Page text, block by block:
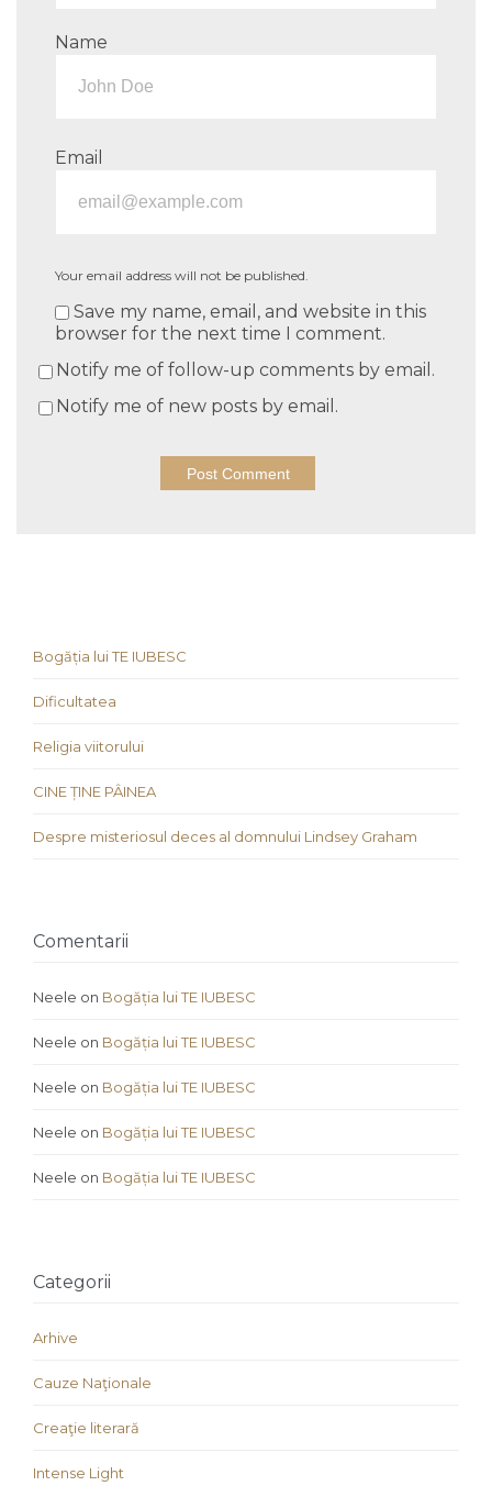
Name
Email
Your email address will not be published.
Save my name, email, and website in this
browser for the next time I comment.
Notify me of follow-up comments by email.
Notify me of new posts by email.
Bogăția lui TE IUBESC
Dificultatea
Religia viitorului
CINE ȚINE PÂINEA
Despre misteriosul deces al domnului Lindsey Graham
Comentarii
Neele on Bogăția lui TE IUBESC
Neele on Bogăția lui TE IUBESC
Neele on Bogăția lui TE IUBESC
Neele on Bogăția lui TE IUBESC
Neele on Bogăția lui TE IUBESC
Categorii
Arhive
Cauze Naţionale
Creaţie literară
Intense Light